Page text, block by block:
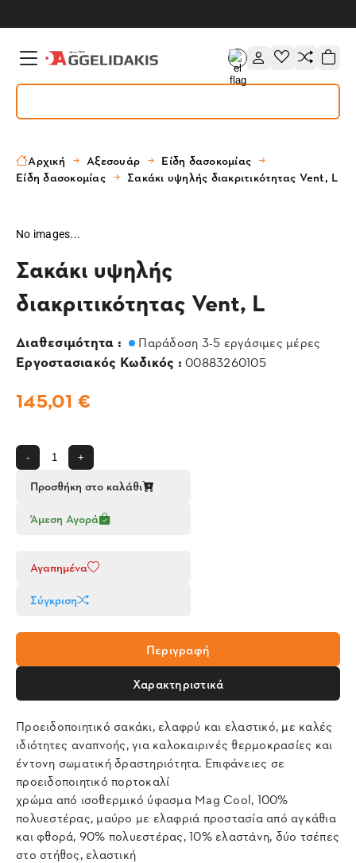
Αρχική Αξεσουάρ
Είδη δασοκομίας
Είδη δασοκομίας
Σακάκι υψηλής διακριτικότητας Vent, L
No images...
Σακάκι υψηλής
διακριτικότητας Vent, L
Διαθεσιμότητα : Παράδοση 3-5 εργάσιμες μέρες
Εργοστασιακός Κωδικός : 00883260105
145,01 €
- +
Προσθήκη στο καλάθι
Άμεση Αγορά
Αγαπημένα
Σύγκριση
Περιγραφή
Χαρακτηριστικά
Προειδοποιητικό σακάκι, ελαφρύ και ελαστικό, με καλές
ιδιότητες αναπνοής, για καλοκαιρινές θερμοκρασίες και
έντονη σωματική δραστηριότητα. Επιφάνειες σε
προειδοποιητικό πορτοκαλί
χρώμα από ισοθερμικό ύφασμα Mag Cool, 100%
πολυεστέρας, μαύρο με ελαφριά προστασία από αγκάθια
και φθορά, 90% πολυεστέρας, 10% ελαστάνη, δύο τσέπες
στο στήθος, ελαστική